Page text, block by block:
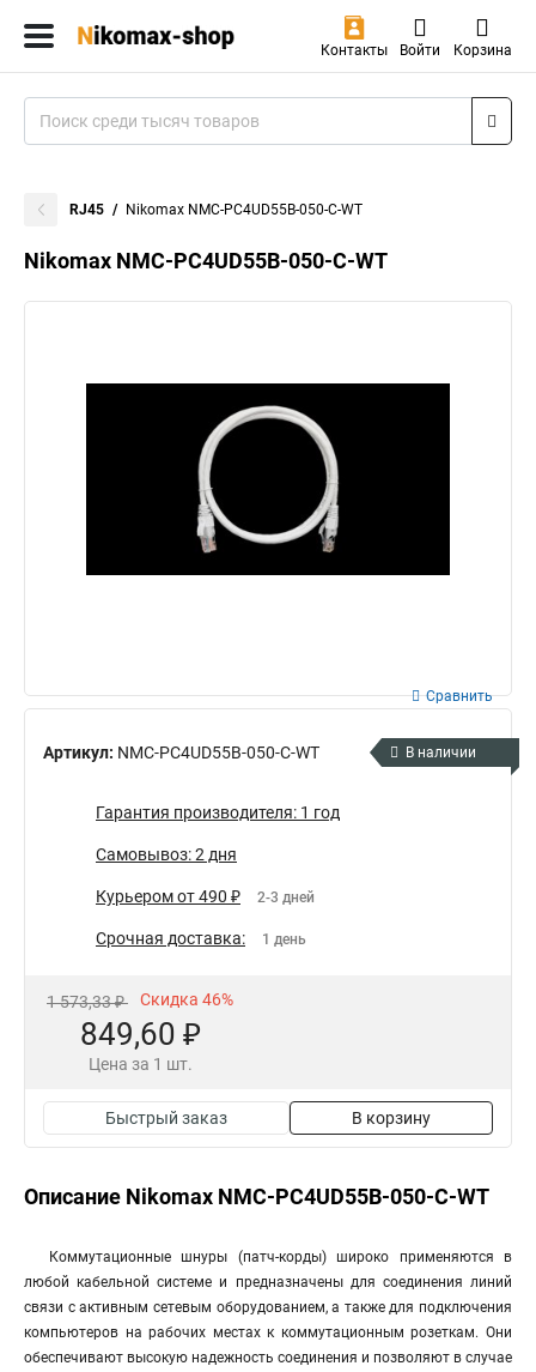
Контакты Войти Корзина
RJ45 Nikomax NMC-PC4UD55B-050-C-WT
Nikomax NMC-PC4UD55B-050-C-WT
Артикул: NMC-PC4UD55B-050-C-WT
Сравнить
В наличии
Гарантия производителя: 1 год
Самовывоз: 2 дня
Курьером от 490 ₽ 2-3 дней
Срочная доставка: 1 день
1 573,33 ₽ Скидка 46%
849,60 ₽
Цена за 1 шт.
Быстрый заказ В корзину
Описание Nikomax NMC-PC4UD55B-050-C-WT
Коммутационные шнуры (патч-корды) широко применяются в
любой кабельной системе и предназначены для соединения линий
связи с активным сетевым оборудованием, а также для подключения
компьютеров на рабочих местах к коммутационным розеткам. Они
обеспечивают высокую надежность соединения и позволяют в случае